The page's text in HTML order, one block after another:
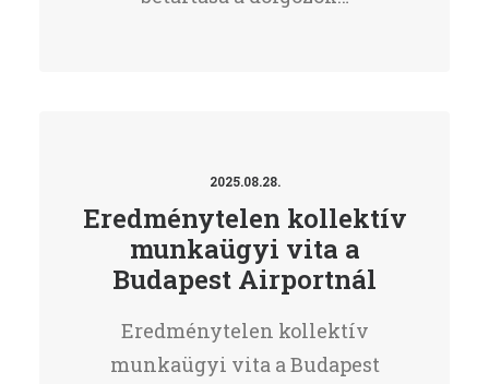
2025.08.28.
Eredménytelen kollektív
munkaügyi vita a
Budapest Airportnál
Eredménytelen kollektív
munkaügyi vita a Budapest